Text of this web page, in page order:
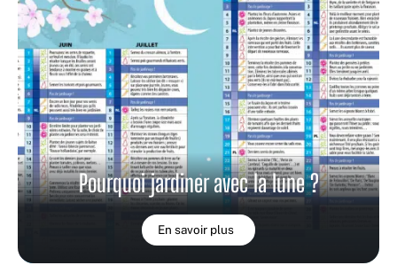
Pourquoi jardiner avec la lune ?
En savoir plus